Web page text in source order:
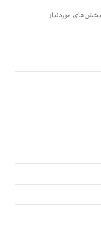
بخش‌های موردنیاز